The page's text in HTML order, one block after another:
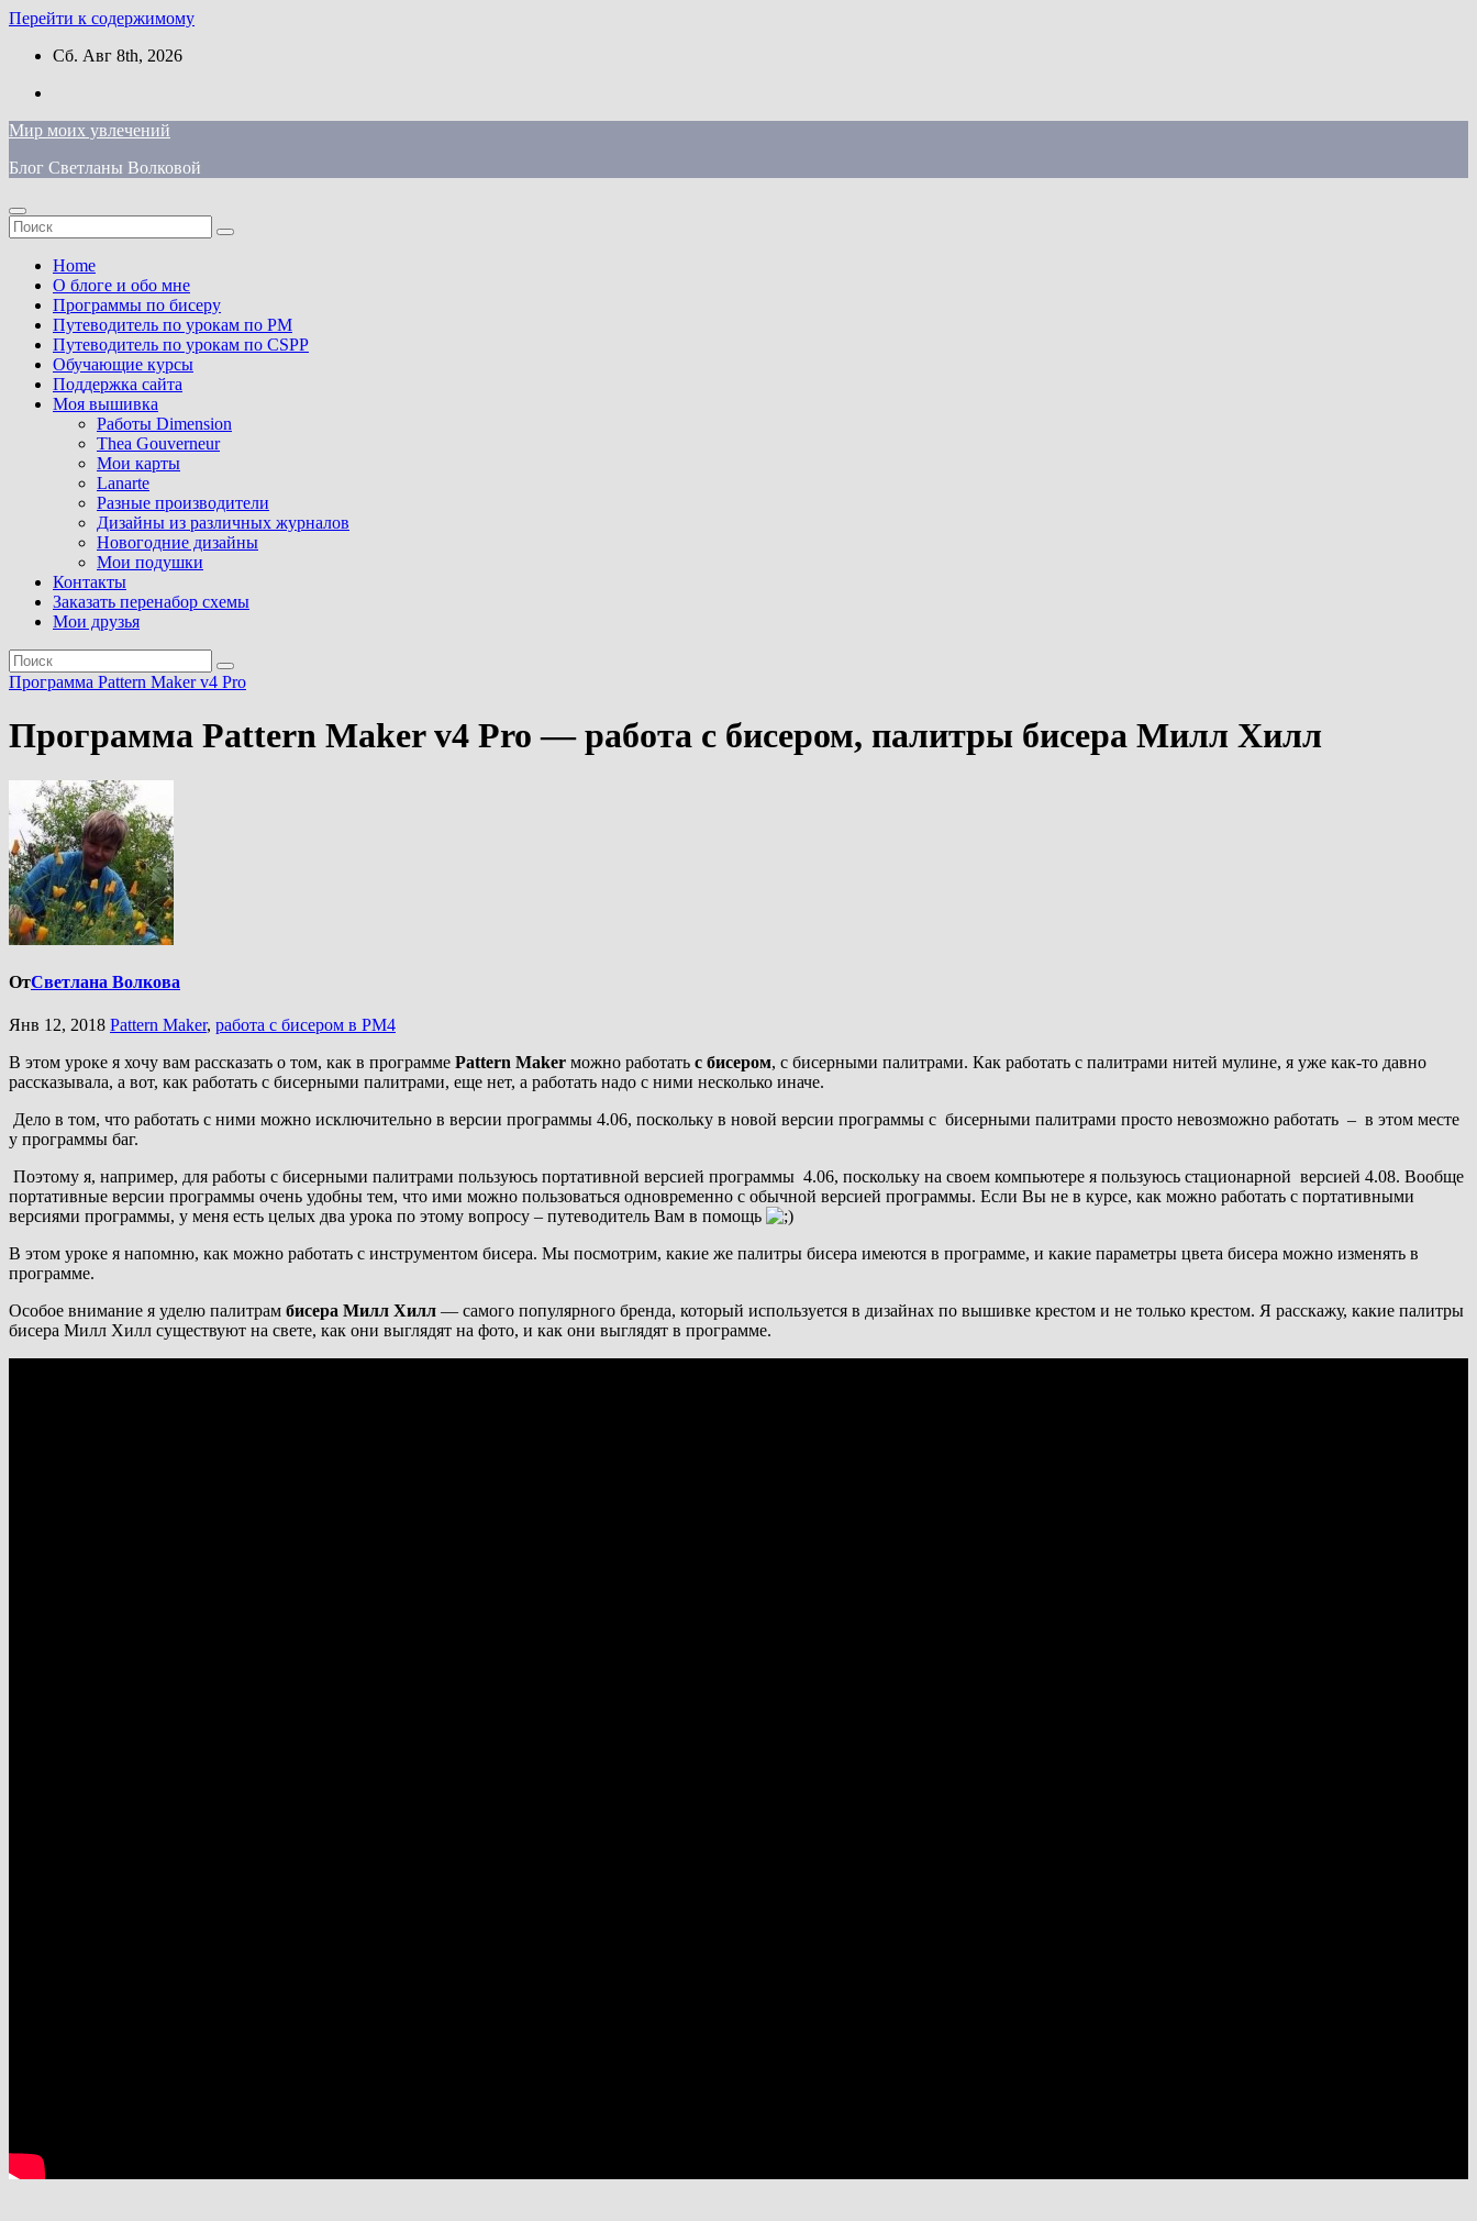
Перейти к содержимому
Сб. Авг 8th, 2026
Мир моих увлечений
Блог Светланы Волковой
Home
О блоге и обо мне
Программы по бисеру
Путеводитель по урокам по PM
Путеводитель по урокам по CSPP
Обучающиe курсы
Поддержка сайта
Моя вышивка
Работы Dimension
Thea Gouverneur
Мои карты
Lanarte
Разные производители
Дизайны из различных журналов
Новогодние дизайны
Мои подушки
Контакты
Заказать перенабор схемы
Мои друзья
Программа Pattern Maker v4 Pro
Программа Pattern Maker v4 Pro — работа с бисером, палитры бисера Милл Хилл
ОтСветлана Волкова
Янв 12, 2018 Pattern Maker, работа с бисером в PM4
В этом уроке я хочу вам рассказать о том, как в программе Pattern Maker можно работать с бисером, с бисерными палитрами. Как работать с палитрами нитей мулине, я уже как-то давно
рассказывала, а вот, как работать с бисерными палитрами, еще нет, а работать надо с ними несколько иначе.
Дело в том, что работать с ними можно исключительно в версии программы 4.06, поскольку в новой версии программы с бисерными палитрами просто невозможно работать – в этом месте
у программы баг.
Поэтому я, например, для работы с бисерными палитрами пользуюсь портативной версией программы 4.06, поскольку на своем компьютере я пользуюсь стационарной версией 4.08. Вообще
портативные версии программы очень удобны тем, что ими можно пользоваться одновременно с обычной версией программы. Если Вы не в курсе, как можно работать с портативными
версиями программы, у меня есть целых два урока по этому вопросу – путеводитель Вам в помощь
В этом уроке я напомню, как можно работать с инструментом бисера. Мы посмотрим, какие же палитры бисера имеются в программе, и какие параметры цвета бисера можно изменять в
программе.
Особое внимание я уделю палитрам бисера Милл Хилл — самого популярного бренда, который используется в дизайнах по вышивке крестом и не только крестом. Я расскажу, какие палитры
бисера Милл Хилл существуют на свете, как они выглядят на фото, и как они выглядят в программе.